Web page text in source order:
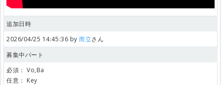
追加日時
2026/04/25 14:45:36 by而立さん
募集中パート
必須： Vo,Ba
任意： Key